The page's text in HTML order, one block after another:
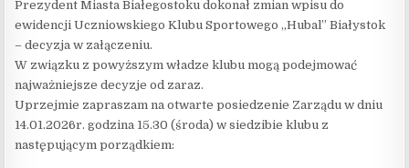
Prezydent Miasta Białegostoku dokonał zmian wpisu do
ewidencji Uczniowskiego Klubu Sportowego „Hubal” Białystok
– decyzja w załączeniu.
W związku z powyższym władze klubu mogą podejmować
najważniejsze decyzje od zaraz.
Uprzejmie zapraszam na otwarte posiedzenie Zarządu w dniu
14.01.2026r. godzina 15.30 (środa) w siedzibie klubu z
następującym porządkiem: